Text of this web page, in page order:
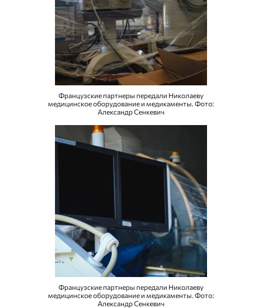
Французские партнеры передали Николаеву
медицинское оборудование и медикаменты. Фото:
Александр Сенкевич
Французские партнеры передали Николаеву
медицинское оборудование и медикаменты. Фото:
Александр Сенкевич